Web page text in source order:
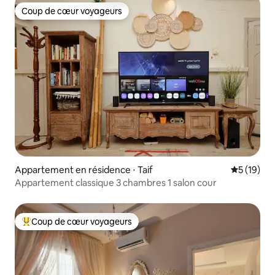
Coup de cœur voyageurs
Coup de cœur voyageurs
Appartement en résidence ⋅ Taif
5 (19)
Appartement classique 3 chambres 1 salon cour
Coups de cœur voyageurs les plus appréciés
Coup de cœur voyageurs